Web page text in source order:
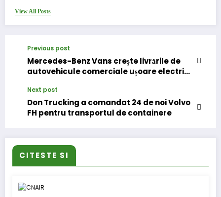
View All Posts
Previous post
Mercedes-Benz Vans crește livrările de
autovehicule comerciale ușoare electrice
Next post
Don Trucking a comandat 24 de noi Volvo
FH pentru transportul de containere
CITESTE SI